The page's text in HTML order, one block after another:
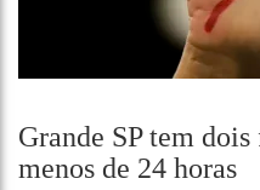
Grande SP tem
menos de 24 horas